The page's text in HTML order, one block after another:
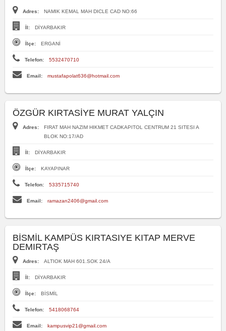
Adres: NAMIK KEMAL MAH DICLE CAD NO:66
İl: DİYARBAKIR
İlçe: ERGANİ
Telefon: 5532470710
Email: mustafapolat636@hotmail.com
ÖZGÜR KIRTASİYE MURAT YALÇIN
Adres:
FIRAT MAH NAZIM HIKMET CADKAPITOL CENTRUM 21 SITESI A
BLOK NO:17/AD
İl: DİYARBAKIR
İlçe: KAYAPINAR
Telefon: 5335715740
Email: ramazan2406@gmail.com
BİSMİL KAMPÜS KIRTASIYE KITAP MERVE
DEMIRTAŞ
Adres: ALTIOK MAH 601.SOK 24/A
İl: DİYARBAKIR
İlçe: BİSMİL
Telefon: 5418068764
Email: kampusvip21@gmail.com